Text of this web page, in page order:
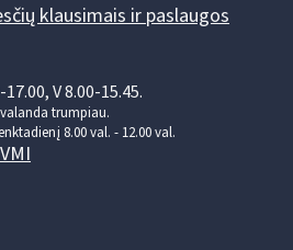
klausimais ir paslaugos
V 8.00-15.45.
trumpiau.
8.00 val. - 12.00 val.